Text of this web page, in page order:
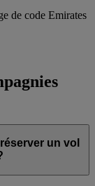
de code Emirates
un vol